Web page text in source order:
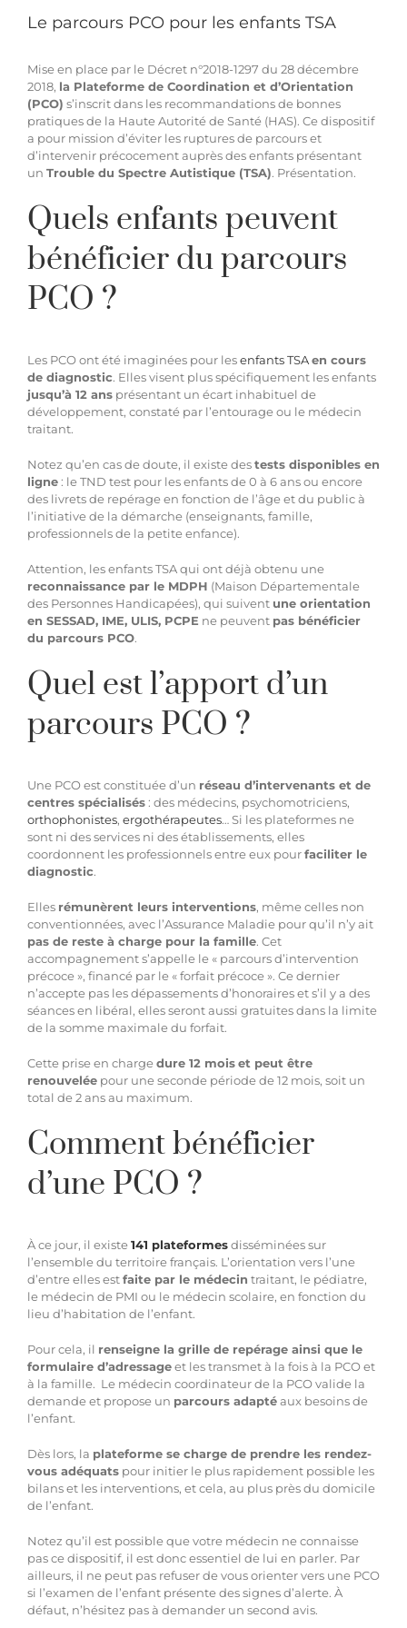
Le parcours PCO pour les enfants TSA
Mise en place par le Décret n°2018-1297 du 28 décembre
2018, la Plateforme de Coordination et d’Orientation
(PCO) s’inscrit dans les recommandations de bonnes
pratiques de la Haute Autorité de Santé (HAS). Ce dispositif
a pour mission d’éviter les ruptures de parcours et
d’intervenir précocement auprès des enfants présentant
un Trouble du Spectre Autistique (TSA). Présentation.
Quels enfants peuvent
bénéficier du parcours
PCO ?
Les PCO ont été imaginées pour lesenfants TSAen cours
de diagnostic. Elles visent plus spécifiquement les enfants
jusqu’à 12 ans présentant un écart inhabituel de
développement, constaté par l’entourage ou le médecin
traitant.
Notez qu’en cas de doute, il existe destests disponibles en
ligne: le TND test pour les enfants de 0 à 6 ans ou encore
des livrets de repérage en fonction de l’âge et du public à
l’initiative de la démarche (enseignants, famille,
professionnels de la petite enfance).
Attention, les enfants TSA qui ont déjà obtenu une
reconnaissance par le MDPH (Maison Départementale
des Personnes Handicapées), qui suivent une orientation
en SESSAD, IME, ULIS, PCPE ne peuvent pas bénéficier
du parcours PCO.
Quel est l’apport d’un
parcours PCO ?
Une PCO est constituée d’un réseau d’intervenants et de
centres spécialisés: des médecins, psychomotriciens,
orthophonistes, ergothérapeutes… Si les plateformes ne
sont ni des services ni des établissements, elles
coordonnent les professionnels entre eux pourfaciliter le
diagnostic.
Elles rémunèrent leurs interventions, même celles non
conventionnées, avec l’Assurance Maladie pour qu’il n’y ait
pas de reste à charge pour la famille. Cet
accompagnement s’appelle le « parcours d’intervention
précoce », financé par le « forfait précoce ». Ce dernier
n’accepte pas les dépassements d’honoraires et s’il y a des
séances en libéral, elles seront aussi gratuites dans la limite
de la somme maximale du forfait.
Cette prise en chargedure 12 moiset peut être
renouvelée pour une seconde période de 12 mois, soit un
total de 2 ans au maximum.
Comment bénéficier
d’une PCO ?
À ce jour, il existe141 plateformesdisséminées sur
l’ensemble du territoire français. L’orientation vers l’une
d’entre elles estfaite par le médecin traitant, le pédiatre,
le médecin de PMI ou le médecin scolaire, en fonction du
lieu d’habitation de l’enfant.
Pour cela, il renseigne la grille de repérage ainsi que le
formulaire d’adressageet les transmet à la fois à la PCO et
à la famille. Le médecin coordinateur de la PCO valide la
demande et propose un parcours adaptéaux besoins de
l’enfant.
Dès lors, la plateforme se charge de prendre les rendez-
vous adéquats pour initier le plus rapidement possible les
bilans et les interventions, et cela, au plus près du domicile
de l’enfant.
Notez qu’il est possible que votre médecin ne connaisse
pas ce dispositif, il est donc essentiel de lui en parler. Par
ailleurs, il ne peut pas refuser de vous orienter vers une PCO
si l’examen de l’enfant présente des signes d’alerte. À
défaut, n’hésitez pas à demander un second avis.